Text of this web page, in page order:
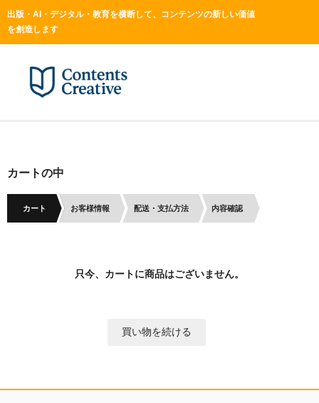
出版・AI・デジタル・教育を横断して、コンテンツの新しい価値
を創造します
カートの中
カート お客様情報 配送・支払方法 内容確認
只今、カートに商品はございません。